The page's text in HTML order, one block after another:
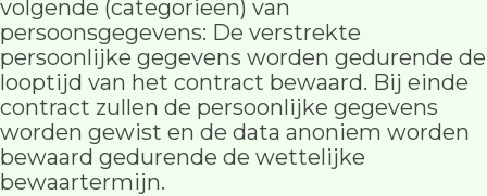
volgende (categorieën) van
persoonsgegevens: De verstrekte
persoonlijke gegevens worden gedurende de
looptijd van het contract bewaard. Bij einde
contract zullen de persoonlijke gegevens
worden gewist en de data anoniem worden
bewaard gedurende de wettelijke
bewaartermijn.